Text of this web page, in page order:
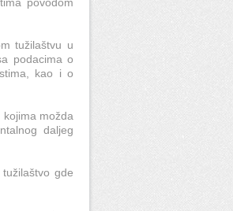
tužilaštvu u
podacima o
kao i o
možda
daljeg
gde